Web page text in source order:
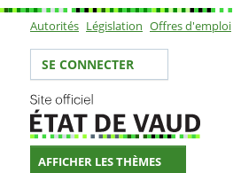
Sous-navigation
Autorités Législation Offres d'emploi
Votre identité
SE CONNECTER
AFFICHER LES THÈMES